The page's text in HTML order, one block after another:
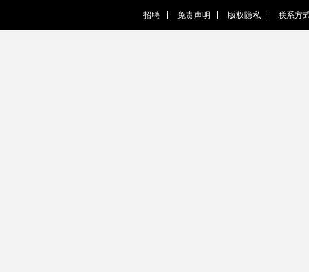
招聘 免责声明 版权隐私 联系方